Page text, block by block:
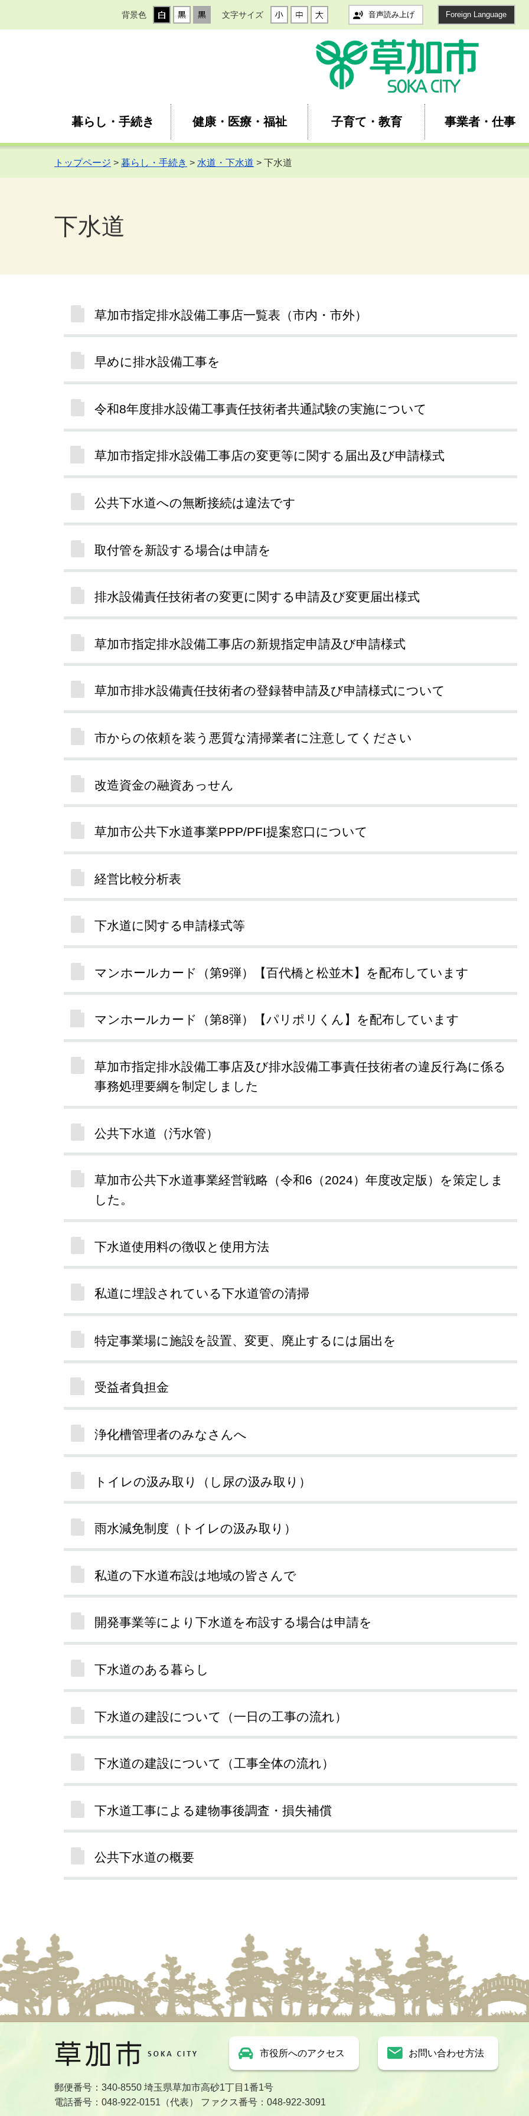
背景色 文字サイズ 音声読み上げ Foreign Language
暮らし・手続き 健康・医療・福祉 子育て・教育 事業者・仕事
トップページ > 暮らし・手続き > 水道・下水道 > 下水道
下水道
草加市指定排水設備工事店一覧表（市内・市外）
早めに排水設備工事を
令和8年度排水設備工事責任技術者共通試験の実施について
草加市指定排水設備工事店の変更等に関する届出及び申請様式
公共下水道への無断接続は違法です
取付管を新設する場合は申請を
排水設備責任技術者の変更に関する申請及び変更届出様式
草加市指定排水設備工事店の新規指定申請及び申請様式
草加市排水設備責任技術者の登録替申請及び申請様式について
市からの依頼を装う悪質な清掃業者に注意してください
改造資金の融資あっせん
草加市公共下水道事業PPP/PFI提案窓口について
経営比較分析表
下水道に関する申請様式等
マンホールカード（第9弾）【百代橋と松並木】を配布しています
マンホールカード（第8弾）【パリポリくん】を配布しています
草加市指定排水設備工事店及び排水設備工事責任技術者の違反行為に係る
事務処理要綱を制定しました
公共下水道（汚水管）
草加市公共下水道事業経営戦略（令和6（2024）年度改定版）を策定しま
した。
下水道使用料の徴収と使用方法
私道に埋設されている下水道管の清掃
特定事業場に施設を設置、変更、廃止するには届出を
受益者負担金
浄化槽管理者のみなさんへ
トイレの汲み取り（し尿の汲み取り）
雨水減免制度（トイレの汲み取り）
私道の下水道布設は地域の皆さんで
開発事業等により下水道を布設する場合は申請を
下水道のある暮らし
下水道の建設について（一日の工事の流れ）
下水道の建設について（工事全体の流れ）
下水道工事による建物事後調査・損失補償
公共下水道の概要
郵便番号：340-8550 埼玉県草加市高砂1丁目1番1号
電話番号：048-922-0151（代表） ファクス番号：048-922-3091
市役所へのアクセス お問い合わせ方法